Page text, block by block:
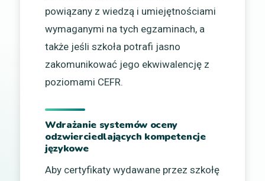
powiązany z wiedzą i umiejętnościami
wymaganymi na tych egzaminach, a
także jeśli szkoła potrafi jasno
zakomunikować jego ekwiwalencję z
poziomami CEFR.
Wdrażanie systemów oceny
odzwierciedlających kompetencje
językowe
Aby certyfikaty wydawane przez szkołę